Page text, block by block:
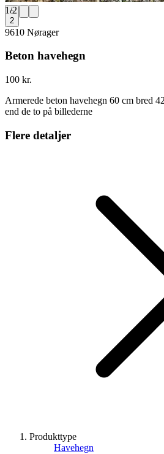
1/2
2
9610 Nørager
Beton havehegn
100 kr.
Armerede beton havehegn 60 cm bred
end de to på billederne
Flere detaljer
Produkttype
Havehegn